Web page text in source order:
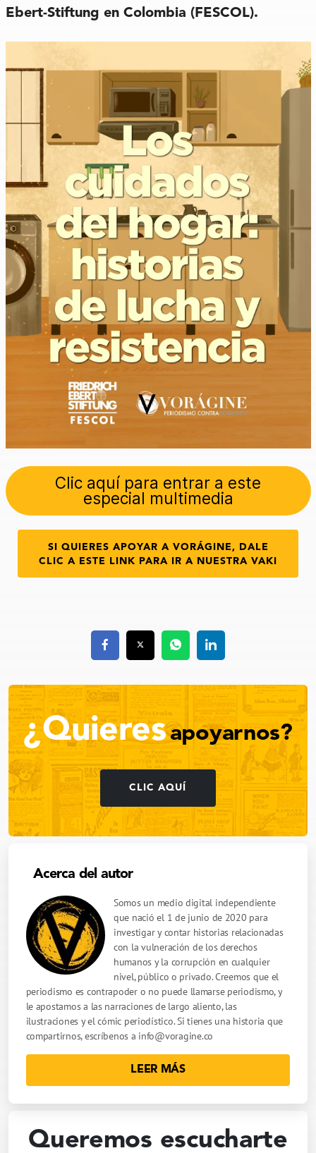
Ebert-Stiftung en Colombia (FESCOL).
Clic aquí para entrar a este
especial multimedia
SI QUIERES APOYAR A VORÁGINE, DALE
CLIC A ESTE LINK PARA IR A NUESTRA VAKI
¿Quieresapoyarnos?
CLIC AQUÍ
Acerca del autor
Somos un medio digital independiente
que nació el 1 de junio de 2020 para
investigar y contar historias relacionadas
con la vulneración de los derechos
humanos y la corrupción en cualquier
nivel, público o privado. Creemos que el
periodismo es contrapoder o no puede llamarse periodismo, y
le apostamos a las narraciones de largo aliento, las
ilustraciones y el cómic periodístico. Si tienes una historia que
compartirnos, escríbenos a info@voragine.co
LEER MÁS
Queremos escucharte